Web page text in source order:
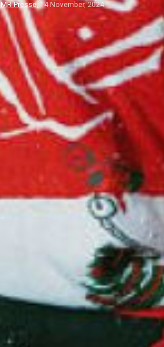
MR Presse, 14 November, 2024